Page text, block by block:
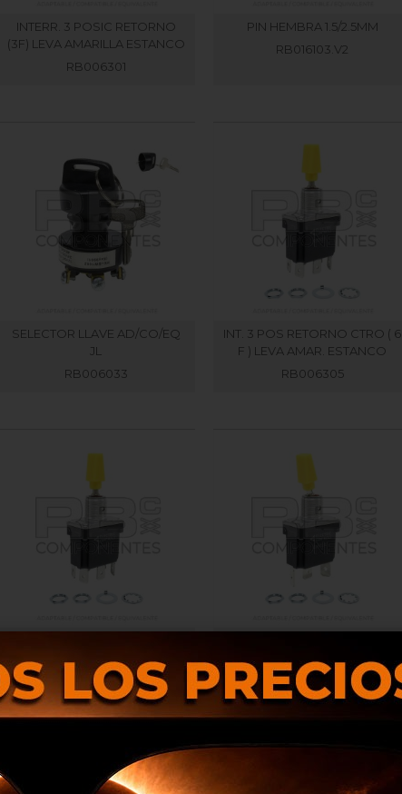
INTERR. 3 POSIC RETORNO
(3F) LEVA AMARILLA ESTANCO
RB006301
PIN HEMBRA 1.5/2.5MM
RB016103.V2
SELECTOR LLAVE AD/CO/EQ
JL
RB006033
INT. 3 POS RETORNO CTRO ( 6
F ) LEVA AMAR. ESTANCO
RB006305
F ) LEVA AM. ESTANCO
RB006307
) LEVA AMAR. ESTANCO
RB006334